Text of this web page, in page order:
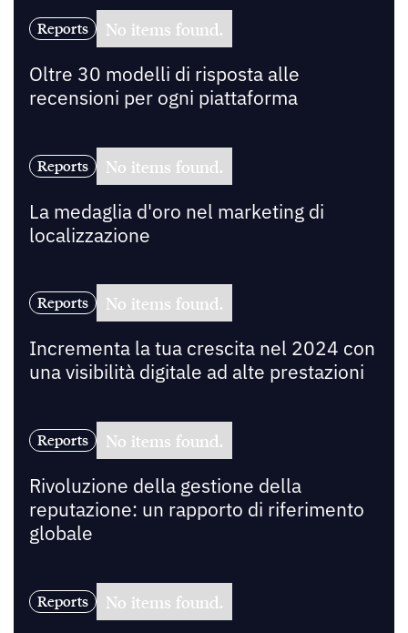
Reports No items found.
Oltre 30 modelli di risposta alle
recensioni per ogni piattaforma
Reports No items found.
La medaglia d'oro nel marketing di
localizzazione
Reports No items found.
Incrementa la tua crescita nel 2024 con
una visibilità digitale ad alte prestazioni
Reports No items found.
Rivoluzione della gestione della
reputazione: un rapporto di riferimento
globale
Reports No items found.